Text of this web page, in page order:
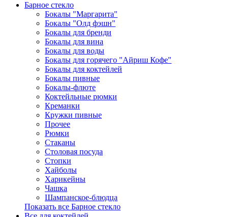
Барное стекло
Бокалы "Маргарита"
Бокалы "Олд фэшн"
Бокалы для бренди
Бокалы для вина
Бокалы для воды
Бокалы для горячего "Айриш Кофе"
Бокалы для коктейлей
Бокалы пивные
Бокалы-флюте
Коктейльные рюмки
Креманки
Кружки пивные
Прочее
Рюмки
Стаканы
Столовая посуда
Стопки
Хайболы
Харикейны
Чашка
Шампанское-блюдца
Показать все Барное стекло